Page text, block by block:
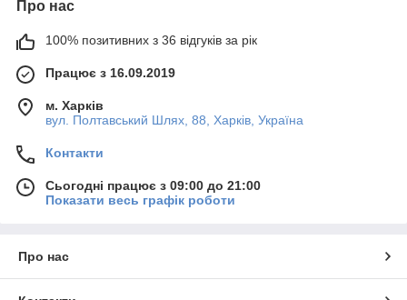
Про нас
100% позитивних з 36 відгуків за рік
Працює з 16.09.2019
м. Харків
вул. Полтавський Шлях, 88, Харків, Україна
Контакти
Сьогодні працює з 09:00 до 21:00
Показати весь графік роботи
Про нас